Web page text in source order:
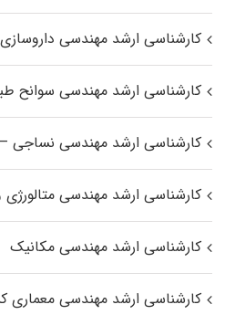
کارشناسی ارشد مهندسی داروسازی
کارشناسی ارشد مهندسی سوانح
کارشناسی ارشد مهندسی نساجی
کارشناسی ارشد مهندسی متالورژی
کارشناسی ارشد مهندسی مکانیک
کارشناسی ارشد مهندسی معماری